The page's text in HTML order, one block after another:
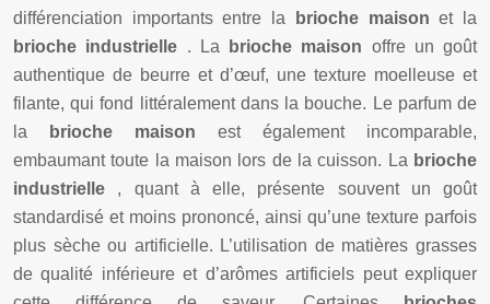
différenciation importants entre la
brioche maisonet la
brioche industrielle . La brioche maison offre un goût
authentique de beurre et d’œuf, une texture moelleuse et
filante, qui fond littéralement dans la bouche. Le parfum de
la
brioche maison est également incomparable,
embaumant toute la maison lors de la cuisson. La brioche
industrielle , quant à elle, présente souvent un goût
standardisé et moins prononcé, ainsi qu’une texture parfois
plus sèche ou artificielle. L’utilisation de matières grasses
de qualité inférieure et d’arômes artificiels peut expliquer